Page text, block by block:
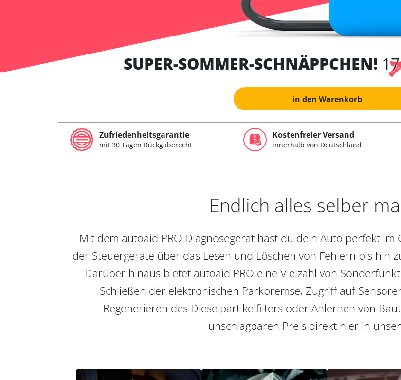
SUPER-SOMMER-SCHNÄPPCHEN!
in den Warenkorb
Zufriedenheitsgarantie
mit 30 Tagen Rückgaberecht
Kostenfreier Versand
innerhalb von Deutschland
Endlich alles selber
Mit dem autoaid PRO Diagnosegerät hast du dein Auto perfekt im
der Steuergeräte über das Lesen und Löschen von Fehlern bis hin
Darüber hinaus bietet autoaid PRO eine Vielzahl von
Schließen der elektronischen Parkbremse, Zugriff auf
Regenerieren des Dieselpartikelfilters oder Anlernen von
unschlagbaren Preis direkt hier in